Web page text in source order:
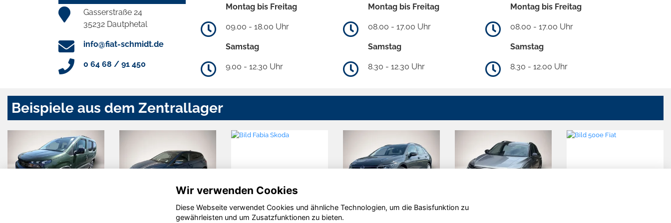
Gasserstraße 24
35232 Dautphetal
info@fiat-schmidt.de
0 64 68 / 91 450
Montag bis Freitag
09.00 - 18.00 Uhr
Samstag
9.00 - 12.30 Uhr
Montag bis Freitag
08.00 - 17.00 Uhr
Samstag
8.30 - 12.30 Uhr
Montag bis Freitag
08.00 - 17.00 Uhr
Samstag
8.30 - 12.00 Uhr
Beispiele aus dem Zentrallager
Opel Mokka Ford Transit Fiat Ducato
Wir verwenden Cookies
Diese Webseite verwendet Cookies und ähnliche Technologien, um die Basisfunktion zu
gewährleisten und um Zusatzfunktionen zu bieten.